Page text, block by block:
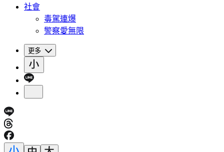
社會
毒駕連爆
警察愛無限
更多